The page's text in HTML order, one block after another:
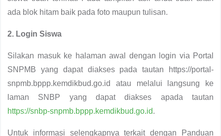
ada blok hitam baik pada foto maupun tulisan.
2. Login Siswa
Silakan masuk ke halaman awal dengan login via Portal
SNPMB yang dapat diakses pada tautan https://portal-
snpmb.bppp.kemdikbud.go.id atau melalui langsung ke
laman SNBP yang dapat diakses apada tautan
https://snbp-snpmb.bppp.kemdikbud.go.id.
Untuk informasi selengkapnya terkait dengan Panduan